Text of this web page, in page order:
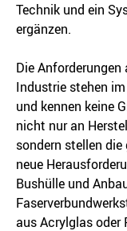
Technik und ein
ergänzen.
Die
Industrie stehen
und kennen keine
nicht nur an
sondern stellen
neue
Bushülle und
aus Acrylglas oder